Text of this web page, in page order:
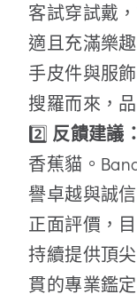
客試穿試戴
適且充滿樂
手皮件與服
搜羅而來，
2️⃣ 反饋建議：
香蕉貓。
譽卓越與誠
正面評價，
持續提供頂
貫的專業鑑